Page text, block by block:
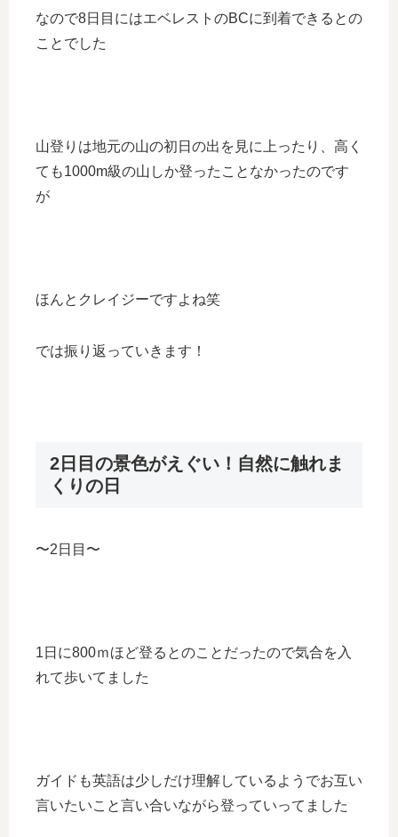
なので8日目にはエベレストのBCに到着できるとの
ことでした
山登りは地元の山の初日の出を見に上ったり、高く
ても1000m級の山しか登ったことなかったのです
が
ほんとクレイジーですよね笑
では振り返っていきます！
2日目の景色がえぐい！自然に触れま
くりの日
〜2日目〜
1日に800ｍほど登るとのことだったので気合を入
れて歩いてました
ガイドも英語は少しだけ理解しているようでお互い
言いたいこと言い合いながら登っていってました